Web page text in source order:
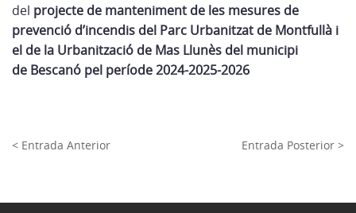
del projecte de manteniment de les mesures de
prevenció d’incendis del Parc Urbanitzat de Montfullà i
el de la Urbanització de Mas Llunès del municipi
de Bescanó pel període 2024-2025-2026
< Entrada Anterior Entrada Posterior >